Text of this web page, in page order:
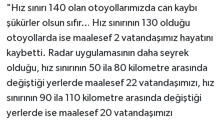
"Hız sınırı 140 olan otoyollarımızda can kaybı
şükürler olsun sıfır… Hız sınırının 130 olduğu
otoyollarda ise maalesef 2 vatandaşımız hayatını
kaybetti. Radar uygulamasının daha seyrek
olduğu, hız sınırının 50 ila 80 kilometre arasında
değiştiği yerlerde maalesef 22 vatandaşımızı, hız
sınırının 90 ila 110 kilometre arasında değiştiği
yerlerde ise maalesef 20 vatandaşımızı